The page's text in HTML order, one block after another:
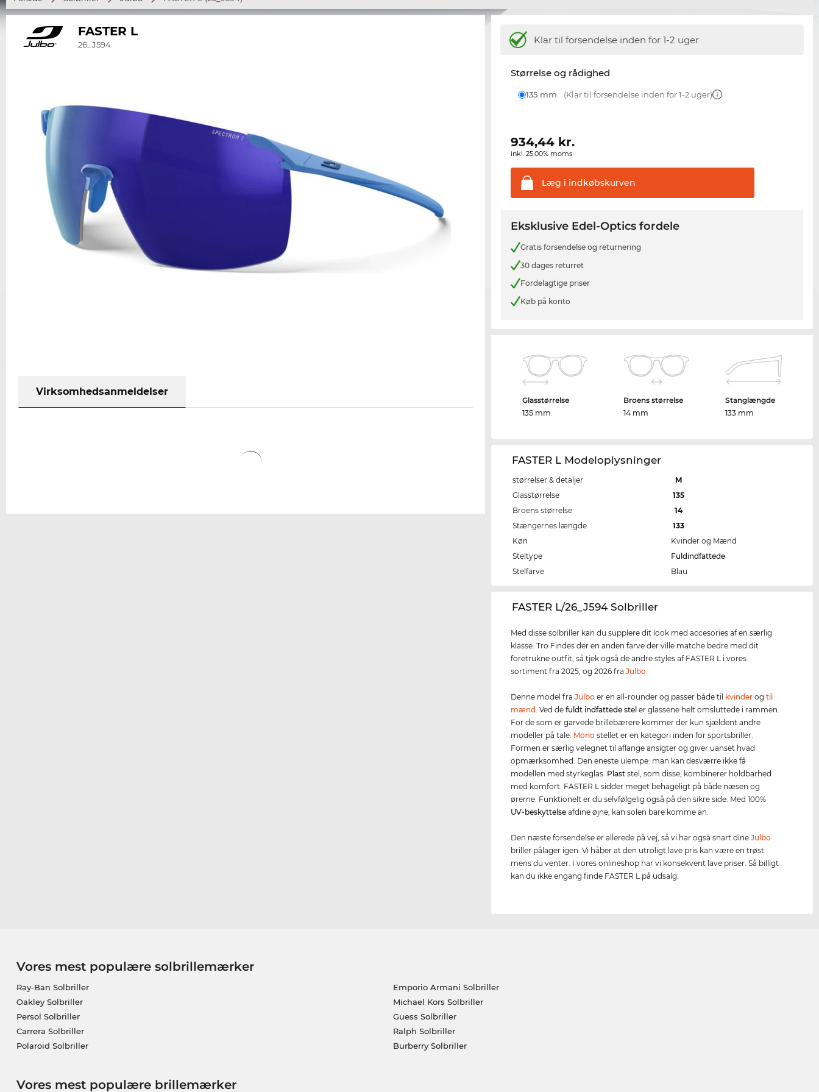
FASTER L
26_J594
Virksomhedsanmeldelser
Klar til forsendelse inden for 1-2 uger
Størrelse og rådighed
135 mm (Klar til forsendelse inden for 1-2 uger)
934,44 kr.
inkl. 25.00% moms
Læg i indkøbskurven
Eksklusive Edel-Optics fordele
Gratis forsendelse og returnering
30 dages returret
Fordelagtige priser
Køb på konto
Glasstørrelse
135 mm
Broens størrelse
14 mm
Stanglængde
133 mm
FASTER L Modeloplysninger
størrelser & detaljer
M
Glasstørrelse
135
Broens størrelse
14
Stængernes længde
133
Køn
Kvinder og Mænd
Steltype
Fuldindfattede
Stelfarve
Blau
‌FASTER L/26_J594 Solbriller
Med disse solbriller kan du supplere dit look med accesories af en særlig
klasse. Tro Findes der en anden farve der ville matche bedre med dit
foretrukne outfit, så tjek også de andre styles af FASTER L i vores
sortiment fra 2025, og 2026 fraJulbo.
Denne model fraJulbo er en all-rounder og passer både til kvinder ogtil
mænd. Ved defuldt indfattede stel er glassene helt omsluttede i rammen.
For de som er garvede brillebærere kommer der kun sjældent andre
modeller på tale. Mono stellet er en kategori inden for sportsbriller.
Formen er særlig velegnet til aflange ansigter og giver uanset hvad
opmærksomhed. Den eneste ulempe: man kan desværre ikke få
modellen med styrkeglas. Plast stel, som disse, kombinerer holdbarhed
med komfort. FASTER L sidder meget behageligt på både næsen og
ørerne. Funktionelt er du selvfølgelig også på den sikre side. Med 100%
UV-beskyttelse afdine øjne, kan solen bare komme an.
Den næste forsendelse er allerede på vej, så vi har også snart dineJulbo
briller pålager igen. Vi håber at den utroligt lave pris kan være en trøst
mens du venter. I vores onlineshop har vi konsekvent lave priser. Så billigt
kan du ikke engang finde FASTER L på udsalg.
Vores mest populære solbrillemærker
Ray-Ban Solbriller
Oakley Solbriller
Persol Solbriller
Carrera Solbriller
Polaroid Solbriller
Emporio Armani Solbriller
Michael Kors Solbriller
Guess Solbriller
Ralph Solbriller
Burberry Solbriller
Vores mest populære brillemærker